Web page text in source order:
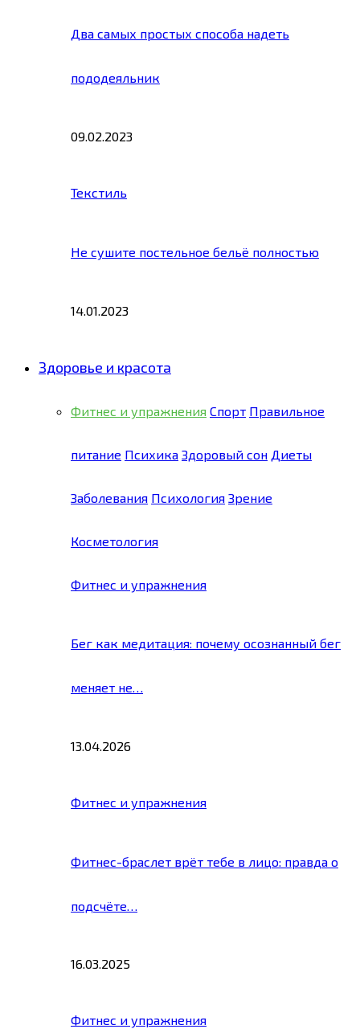
Два самых простых способа надеть
пододеяльник
09.02.2023
Текстиль
Не сушите постельное бельё полностью
14.01.2023
Здоровье и красота
Фитнес и упражнения Спорт Правильное
питание Психика Здоровый сон Диеты
Заболевания Психология Зрение
Косметология
Фитнес и упражнения
Бег как медитация: почему осознанный бег
меняет не…
13.04.2026
Фитнес и упражнения
Фитнес-браслет врёт тебе в лицо: правда о
подсчёте…
16.03.2025
Фитнес и упражнения